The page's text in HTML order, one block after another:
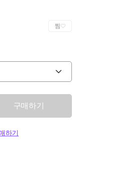
찜
구매하기
하기